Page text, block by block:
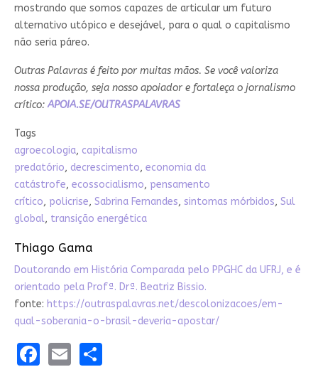
mostrando que somos capazes de articular um futuro
alternativo utópico e desejável, para o qual o capitalismo
não seria páreo.
Outras Palavras é feito por muitas mãos. Se você valoriza
nossa produção, seja nosso apoiador e fortaleça o jornalismo
crítico: APOIA.SE/OUTRASPALAVRAS
Tags
agroecologia, capitalismo
predatório, decrescimento, economia da
catástrofe, ecossocialismo, pensamento
crítico, policrise, Sabrina Fernandes, sintomas mórbidos, Sul
global, transição energética
Thiago Gama
Doutorando em História Comparada pelo PPGHC da UFRJ, e é
orientado pela Profª. Drª. Beatriz Bissio.
fonte: https://outraspalavras.net/descolonizacoes/em-
qual-soberania-o-brasil-deveria-apostar/
Facebook
EmailShare